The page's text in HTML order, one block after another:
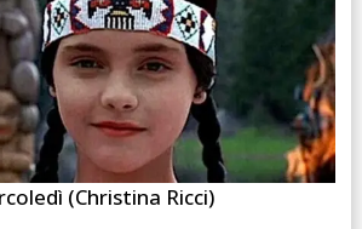
(Christina Ricci)